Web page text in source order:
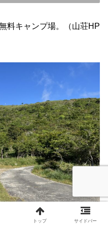
料キャンプ場。（山荘HP
トップ サイドバー